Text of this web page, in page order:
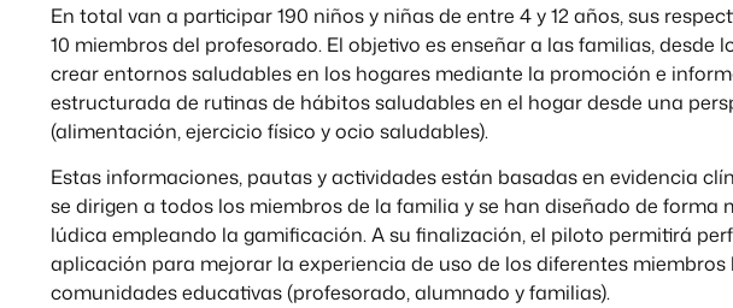
En total van a participar 190 niños y niñas de entre 4 y 12 años, sus
10 miembros del profesorado. El objetivo es enseñar a las familias, desde
crear entornos saludables en los hogares mediante la promoción e
estructurada de rutinas de hábitos saludables en el hogar desde una
(alimentación, ejercicio físico y ocio saludables).
Estas informaciones, pautas y actividades están basadas en evidencia
se dirigen a todos los miembros de la familia y se han diseñado de forma
lúdica empleando la gamificación. A su finalización, el piloto permitirá
aplicación para mejorar la experiencia de uso de los diferentes miembros
comunidades educativas (profesorado, alumnado y familias).